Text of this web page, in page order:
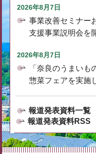
2026年8月7日
事業改善セミナー
支援事業説明会を
2026年8月7日
「奈良のうまい
惣菜フェアを実施
報道発表資料一覧
報道発表資料RSS